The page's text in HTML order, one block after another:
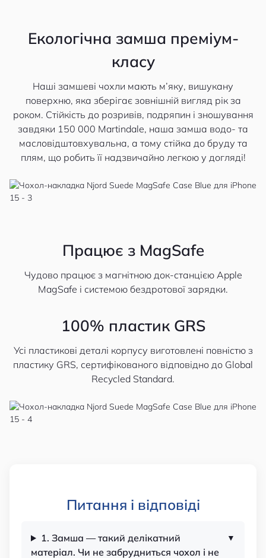
Екологічна замша преміум-
класу
Наші замшеві чохли мають м’яку, вишукану
поверхню, яка зберігає зовнішній вигляд рік за
роком. Стійкість до розривів, подряпин і зношування
завдяки 150 000 Martindale, наша замша водо- та
масловідштовхувальна, а тому стійка до бруду та
плям, що робить її надзвичайно легкою у догляді!
Працює з MagSafe
Чудово працює з магнітною док-станцією Apple
MagSafe і системою бездротової зарядки.
100% пластик GRS
Усі пластикові деталі корпусу виготовлені повністю з
пластику GRS, сертифікованого відповідно до Global
Recycled Standard.
Питання і відповіді
1. Замша — такий делікатний
матеріал. Чи не забрудниться чохол і не